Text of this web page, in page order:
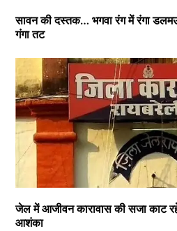
सावन की दस्तक… भगवा रंग में रंगा
गंगा तट
जेल में आजीवन कारावास की सजा काट
आशंका